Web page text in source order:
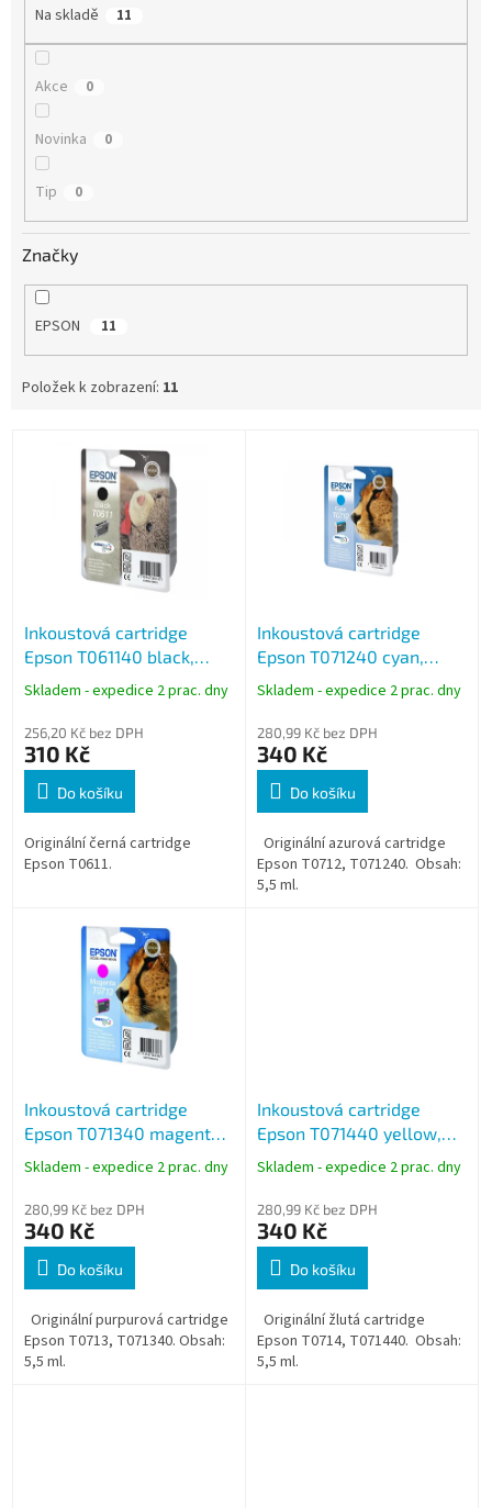
Na skladě 11
Akce 0
Novinka 0
Tip 0
Značky
EPSON 11
Položek k zobrazení: 11
Inkoustová cartridge
Epson T061140 black,
černá
Skladem - expedice 2 prac. dny
256,20 Kč bez DPH
310 Kč
Do košíku
Originální černá cartridge
Epson T0611.
Inkoustová cartridge
Epson T071240 cyan,
azurová
Skladem - expedice 2 prac. dny
280,99 Kč bez DPH
340 Kč
Do košíku
Originální azurová cartridge
Epson T0712, T071240. Obsah:
5,5 ml.
Inkoustová cartridge
Epson T071340 magenta,
purpurová
Skladem - expedice 2 prac. dny
280,99 Kč bez DPH
340 Kč
Do košíku
Originální purpurová cartridge
Epson T0713, T071340. Obsah:
5,5 ml.
Inkoustová cartridge
Epson T071440 yellow,
žlutá
Skladem - expedice 2 prac. dny
280,99 Kč bez DPH
340 Kč
Do košíku
Originální žlutá cartridge
Epson T0714, T071440. Obsah:
5,5 ml.